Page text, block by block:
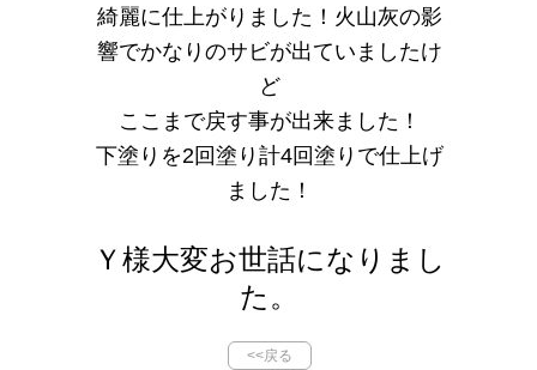
綺麗に仕上がりました！火山灰の影
響でかなりのサビが出ていましたけ
ど
ここまで戻す事が出来ました！
下塗りを2回塗り計4回塗りで仕上げ
ました！
Ｙ様大変お世話になりまし
た。
<<戻る